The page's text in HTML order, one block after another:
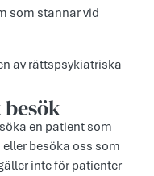
som stannar vid
av rättspsykiatriska
en patient som
besöka oss som
inte för patienter